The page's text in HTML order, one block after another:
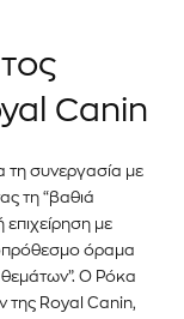
της
email σας
εγγραφής
σας
Canin
τη συνεργασία με
τη “βαθιά
επιχείρηση με
όραμα
θεμάτων”. Ο Ρόκα
της Royal Canin,